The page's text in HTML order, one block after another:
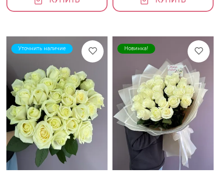
Уточнить наличие Новинка!